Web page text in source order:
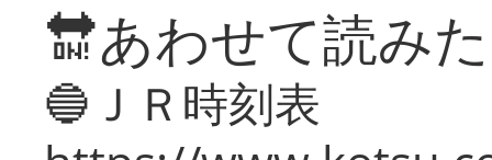
🔛あわせて読み
🔵ＪＲ時刻表